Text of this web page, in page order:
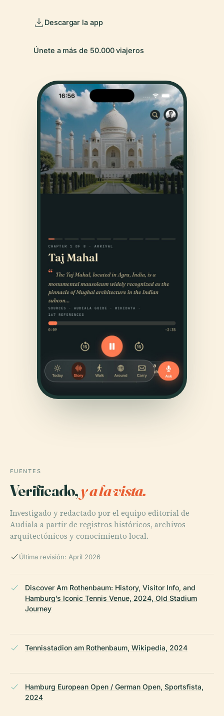
Descargar la app
Únete a más de 50.000 viajeros
FUENTES
Verificado,y a la vista.
Investigado y redactado por el equipo editorial de
Audiala a partir de registros históricos, archivos
arquitectónicos y conocimiento local.
Última revisión: April 2026
Discover Am Rothenbaum: History, Visitor Info, and
Hamburg’s Iconic Tennis Venue, 2024, Old Stadium
Journey
Tennisstadion am Rothenbaum, Wikipedia, 2024
Hamburg European Open / German Open, Sportsfista,
2024